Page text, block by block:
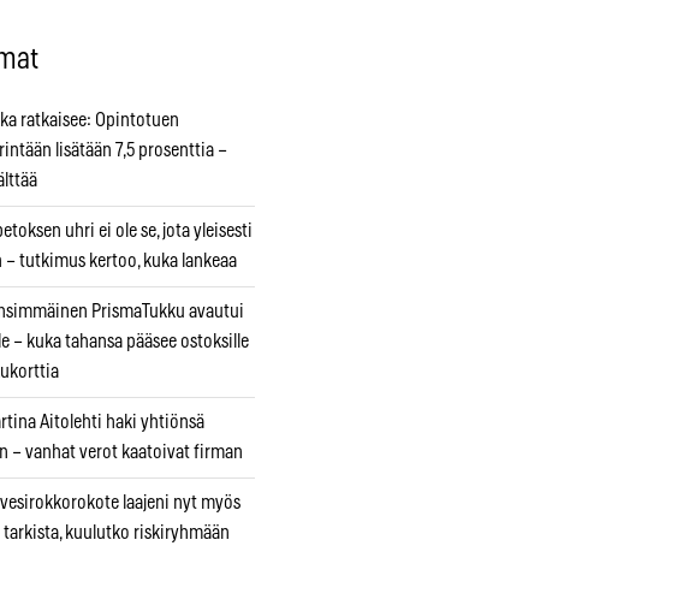
ratkaisee: Opintotuen
lisätään 7,5 prosenttia –
uhri ei ole se, jota yleisesti
– tutkimus kertoo, kuka lankeaa
PrismaTukku avautui
– kuka tahansa pääsee ostoksille
Aitolehti haki yhtiönsä
– vanhat verot kaatoivat firman
laajeni nyt myös
kuulutko riskiryhmään